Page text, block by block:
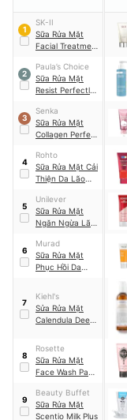
1
SK-II
Sữa Rửa Mặt
Facial Treatment
2
Paula’s Choice
Sữa Rửa Mặt
Resist Perfectly
Foaming
Cleanser
3
Senka
Sữa Rửa Mặt
Collagen Perfect
4
Rohto
Sữa Rửa Mặt Cải
Thiện Da Lão
Labo Pro Anti
Aging α Lifting
Cleanser
5
Unilever
Sữa Rửa Mặt
Ngăn Ngừa Lão
Miracle
6
Murad
Sữa Rửa Mặt
Phục Hồi Da
7
Kiehl's
Sửa Rửa Mặt
Calendula Deep
Foaming Face
Wash
8
Rosette
Sữa Rửa Mặt
Face Wash Pasta
9
Beauty Buffet
Sữa Rửa Mặt
Scentio Milk Plus